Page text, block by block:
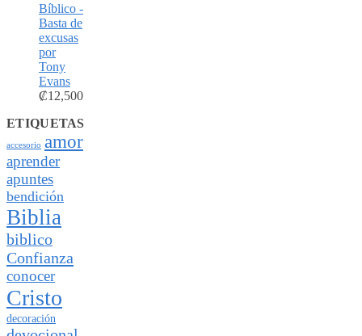
Bíblico -
Basta de
excusas
por
Tony
Evans
₡12,500
ETIQUETAS
accesorio amor
aprender
apuntes
bendición
Biblia
biblico
Confianza
conocer
Cristo
decoración